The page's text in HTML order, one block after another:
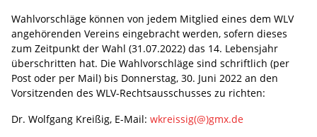
Wahlvorschläge können von jedem Mitglied eines dem WLV
angehörenden Vereins eingebracht werden, sofern dieses
zum Zeitpunkt der Wahl (31.07.2022) das 14. Lebensjahr
überschritten hat. Die Wahlvorschläge sind schriftlich (per
Post oder per Mail) bis Donnerstag, 30. Juni 2022 an den
Vorsitzenden des WLV-Rechtsausschusses zu richten:
Dr. Wolfgang Kreißig, E-Mail: wkreissig(@)gmx.de